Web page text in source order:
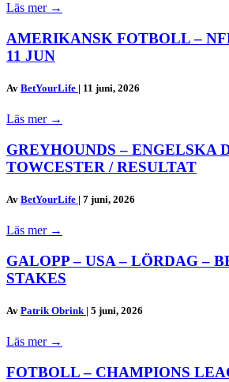
Läs mer →
AMERIKANSK FOTBOLL –
11 JUN
Av BetYourLife | 11 juni, 2026
Läs mer →
GREYHOUNDS – ENGELSKA
TOWCESTER / RESULTAT
Av BetYourLife | 7 juni, 2026
Läs mer →
GALOPP – USA – LÖRDAG –
STAKES
Av Patrik Obrink | 5 juni, 2026
Läs mer →
FOTBOLL – CHAMPIONS